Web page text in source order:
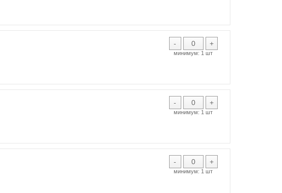
- +
минимум: 1 шт
- +
минимум: 1 шт
- +
минимум: 1 шт